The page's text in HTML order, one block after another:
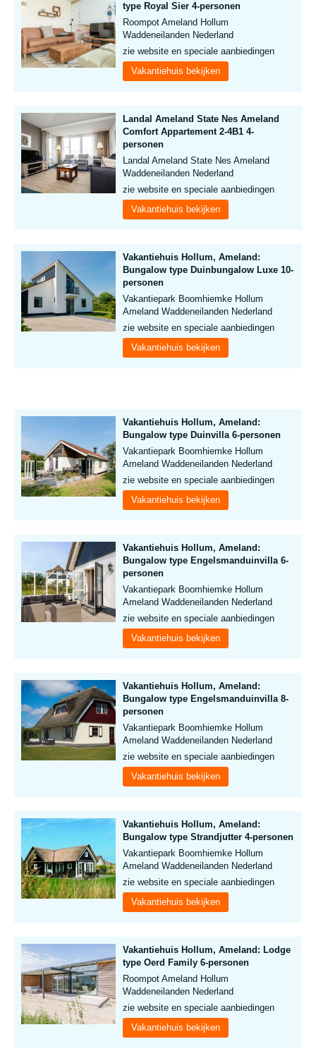
type Royal Sier 4-personen
Roompot Ameland Hollum
Waddeneilanden Nederland
zie website en speciale aanbiedingen
Vakantiehuis bekijken
Landal Ameland State Nes Ameland
Comfort Appartement 2-4B1 4-
personen
Landal Ameland State Nes Ameland
Waddeneilanden Nederland
zie website en speciale aanbiedingen
Vakantiehuis bekijken
Vakantiehuis Hollum, Ameland:
Bungalow type Duinbungalow Luxe 10-
personen
Vakantiepark Boomhiemke Hollum
Ameland Waddeneilanden Nederland
zie website en speciale aanbiedingen
Vakantiehuis bekijken
Vakantiehuis Hollum, Ameland:
Bungalow type Duinvilla 6-personen
Vakantiepark Boomhiemke Hollum
Ameland Waddeneilanden Nederland
zie website en speciale aanbiedingen
Vakantiehuis bekijken
Vakantiehuis Hollum, Ameland:
Bungalow type Engelsmanduinvilla 6-
personen
Vakantiepark Boomhiemke Hollum
Ameland Waddeneilanden Nederland
zie website en speciale aanbiedingen
Vakantiehuis bekijken
Vakantiehuis Hollum, Ameland:
Bungalow type Engelsmanduinvilla 8-
personen
Vakantiepark Boomhiemke Hollum
Ameland Waddeneilanden Nederland
zie website en speciale aanbiedingen
Vakantiehuis bekijken
Vakantiehuis Hollum, Ameland:
Bungalow type Strandjutter 4-personen
Vakantiepark Boomhiemke Hollum
Ameland Waddeneilanden Nederland
zie website en speciale aanbiedingen
Vakantiehuis bekijken
Vakantiehuis Hollum, Ameland: Lodge
type Oerd Family 6-personen
Roompot Ameland Hollum
Waddeneilanden Nederland
zie website en speciale aanbiedingen
Vakantiehuis bekijken